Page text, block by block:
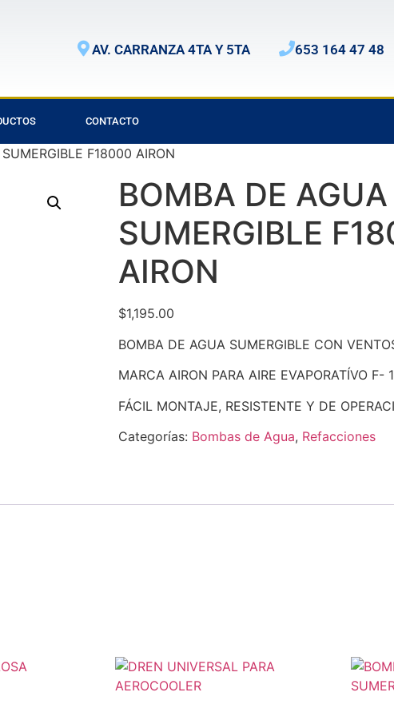
AV. CARRANZA 4TA Y 5TA 653 164 47 48
CONTACTO
F18000 AIRON
BOMBA DE AGUA
SUMERGIBLE
AIRON
$1,195.00
BOMBA DE AGUA SUMERGIBLE CON
MARCA AIRON PARA AIRE EVAPORATÍVO F-
FÁCIL MONTAJE, RESISTENTE Y DE
Categorías: Bombas de Agua, Refacciones